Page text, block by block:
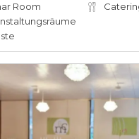
Room